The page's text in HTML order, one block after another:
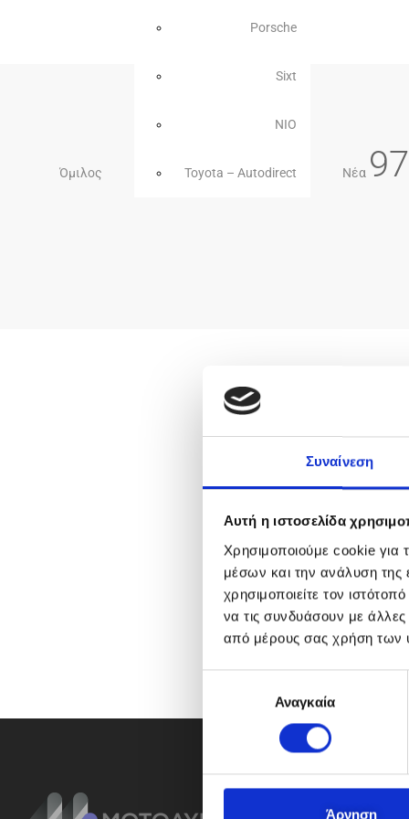
Συναίνεση
Αυτή η ιστοσελίδα
Χρησιμοποιούμε cookie για
μέσων και την ανάλυση της
χρησιμοποιείτε τον
να τις συνδυάσουν με
από μέρους σας χρήση των
ή
Αναγκαία
Άρνηση
Όμιλος
Porsche
Sixt
NIO
Toyota – Autodirect Νέα